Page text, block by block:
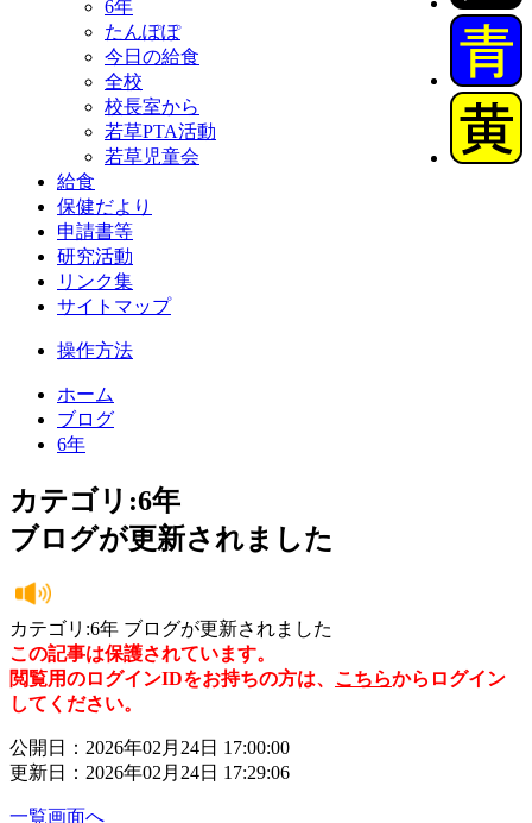
6年
たんぽぽ
今日の給食
全校
校長室から
若草PTA活動
若草児童会
給食
保健だより
申請書等
研究活動
リンク集
サイトマップ
操作方法
ホーム
ブログ
6年
カテゴリ:6年
ブログが更新されました
カテゴリ:6年 ブログが更新されました
この記事は保護されています。
閲覧用のログインIDをお持ちの方は、 こちらからログイン
してください。
公開日：2026年02月24日 17:00:00
更新日：2026年02月24日 17:29:06
一覧画面へ